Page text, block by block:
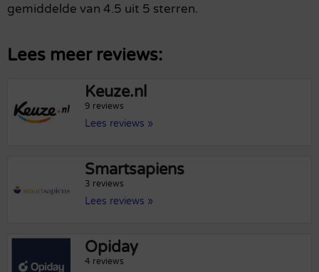
gemiddelde van 4.5 uit 5 sterren.
Lees meer reviews:
Keuze.nl
9 reviews
Lees reviews »
Smartsapiens
3 reviews
Lees reviews »
Opiday
4 reviews